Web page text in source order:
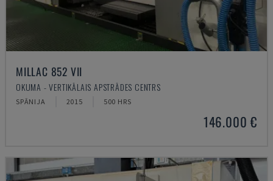
MILLAC 852 VII
OKUMA - VERTIKĀLAIS APSTRĀDES CENTRS
SPĀNIJA 2015 500 HRS
146.000 €